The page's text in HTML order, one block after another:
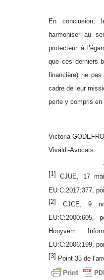
En conclusion,
harmoniser au
protecteur à
que ces derniers
financière) ne pas
cadre de leur
perte y compris
Victoria
Vivaldi-Avocats
[1]
CJUE, 17
EU:C:2017:377,
[2]
CJCE, 9
Honyvem
EU:C:2006:199,
[3] Point 35 de